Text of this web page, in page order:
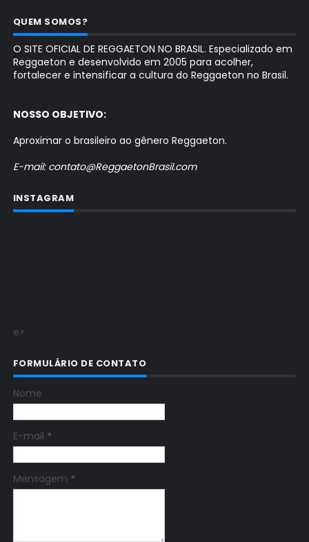
QUEM SOMOS?
O SITE OFICIAL DE REGGAETON NO BRASIL. Especializado em
Reggaeton e desenvolvido em 2005 para acolher,
fortalecer e intensificar a cultura do Reggaeton no Brasil.
NOSSO OBJETIVO:
Aproximar o brasileiro ao gênero Reggaeton.
E-mail: contato@ReggaetonBrasil.com
INSTAGRAM
e>
FORMULÁRIO DE CONTATO
Nome
E-mail *
Mensagem *